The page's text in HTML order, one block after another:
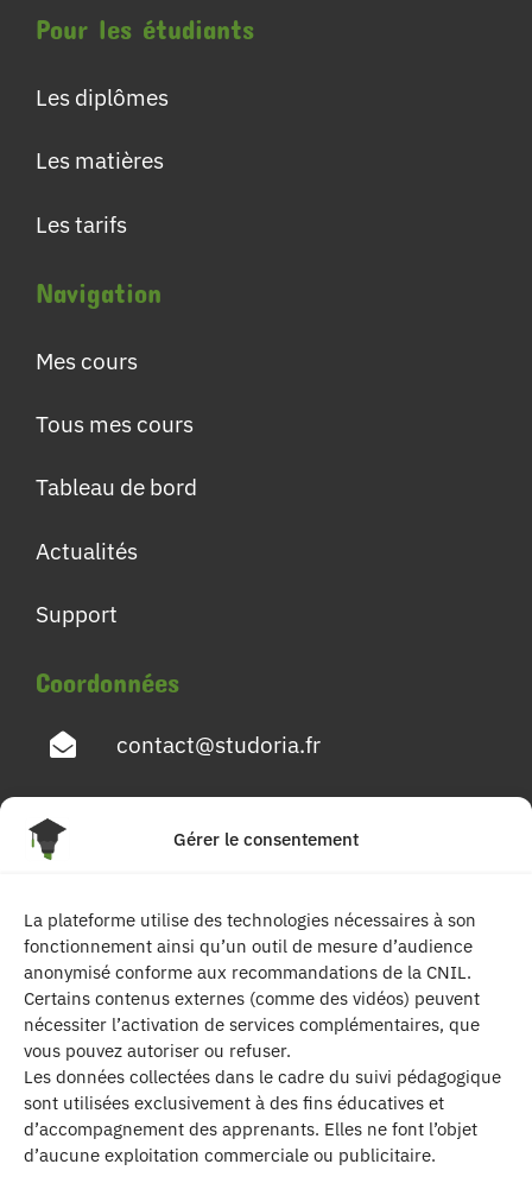
Gérer le consentement
La plateforme utilise des technologies nécessaires à son
fonctionnement ainsi qu’un outil de mesure d’audience
anonymisé conforme aux recommandations de la CNIL.
Certains contenus externes (comme des vidéos) peuvent
nécessiter l’activation de services complémentaires, que
vous pouvez autoriser ou refuser.
Les données collectées dans le cadre du suivi pédagogique
sont utilisées exclusivement à des fins éducatives et
d’accompagnement des apprenants. Elles ne font l’objet
d’aucune exploitation commerciale ou publicitaire.
Pour les étudiants
Les diplômes
Les matières
Les tarifs
Navigation
Mes cours
Tous mes cours
Tableau de bord
Actualités
Support
Coordonnées
contact@studoria.fr
4 Rue Georges Pompidou
Suivez-nous
| Les contenus publiés sur ce site sont